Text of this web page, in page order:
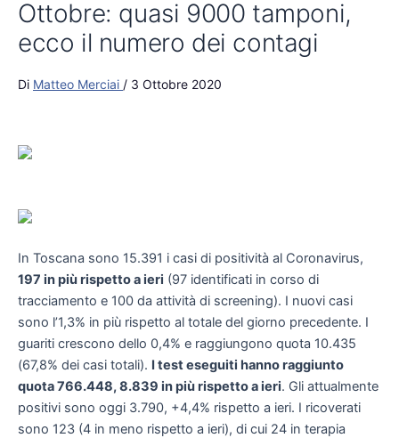
Ottobre: quasi 9000 tamponi,
ecco il numero dei contagi
Di Matteo Merciai / 3 Ottobre 2020
In Toscana sono 15.391 i casi di positività al Coronavirus,
197 in più rispetto a ieri (97 identificati in corso di
tracciamento e 100 da attività di screening). I nuovi casi
sono l’1,3% in più rispetto al totale del giorno precedente. I
guariti crescono dello 0,4% e raggiungono quota 10.435
(67,8% dei casi totali). I test eseguiti hanno raggiunto
quota 766.448, 8.839 in più rispetto a ieri. Gli attualmente
positivi sono oggi 3.790, +4,4% rispetto a ieri. I ricoverati
sono 123 (4 in meno rispetto a ieri), di cui 24 in terapia